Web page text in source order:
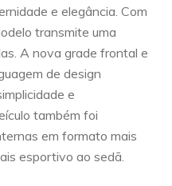
e elegância. Com
transmite uma
A nova grade frontal e
de design
e
também foi
em formato mais
esportivo ao sedã.